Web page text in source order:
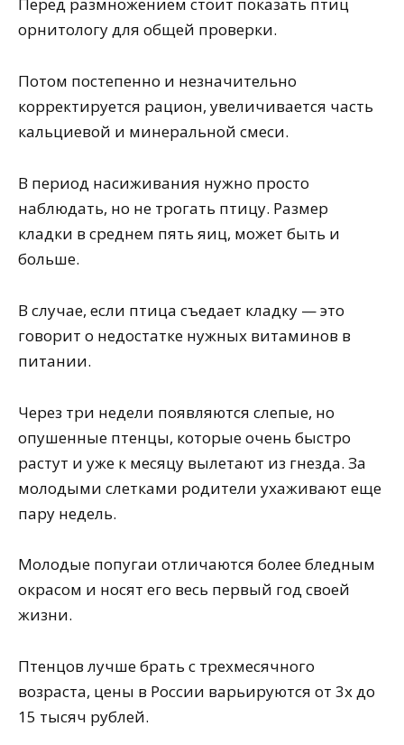
орнитологу для общей проверки.
Потом постепенно и незначительно
корректируется рацион, увеличивается часть
кальциевой и минеральной смеси.
В период насиживания нужно просто
наблюдать, но не трогать птицу. Размер
кладки в среднем пять яиц, может быть и
больше.
В случае, если птица съедает кладку — это
говорит о недостатке нужных витаминов в
питании.
Через три недели появляются слепые, но
опушенные птенцы, которые очень быстро
растут и уже к месяцу вылетают из гнезда. За
молодыми слетками родители ухаживают еще
пару недель.
Молодые попугаи отличаются более бледным
окрасом и носят его весь первый год своей
жизни.
Птенцов лучше брать с трехмесячного
возраста, цены в России варьируются от 3х до
15 тысяч рублей.